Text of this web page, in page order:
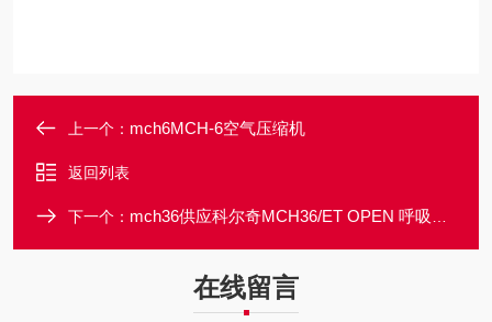
上一个： mch6MCH-6空气压缩机
返回列表
下一个： mch36供应科尔奇MCH36/ET OPEN 呼吸空气压缩机
在线留言